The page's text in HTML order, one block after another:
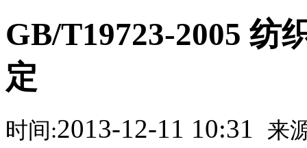
GB/T19723-2005 纺
定
时间:2013-12-11 10:31 来